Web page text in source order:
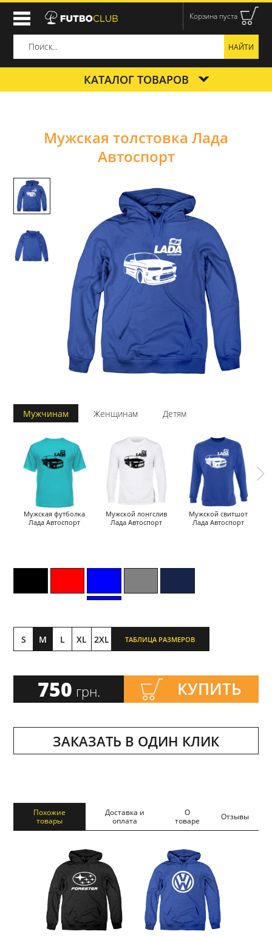
Корзина пуста
КАТАЛОГ ТОВАРОВ
Мужская толстовка Лада
Автоспорт
Мужчинам Женщинам Детям
Мужская футболка
Лада Автоспорт
Мужской лонгслив
Лада Автоспорт
Мужской свитшот
Лада Автоспорт
S M L XL 2XL ТАБЛИЦА РАЗМЕРОВ
750 грн. КУПИТЬ
ЗАКАЗАТЬ В ОДИН КЛИК
Похожие
товары
Доставка и
оплата
О
товаре
Отзывы